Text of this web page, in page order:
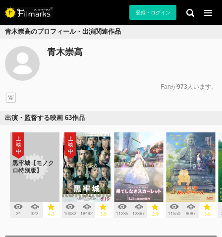
登録・ログイン
青木崇高のプロフィール・出演関連作品
青木崇高
Fanが973 人います。
出演・監督する映画 63作品
黒牢城【モノク
ロ特別版】
24 322 4.3 10082 18492 3.6 11285 12367 2.9 11550 9087 3.8